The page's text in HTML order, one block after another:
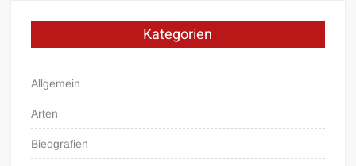
Kategorien
Allgemein
Arten
Bieografien